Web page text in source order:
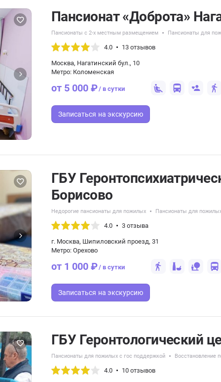
Пансионат «Доброта»
Пансионаты с 2-х местным размещением Пансионаты для
4.0 13 отзывов
Москва, Нагатинский бул., 10
Метро: Коломенская
от 5 000 ₽/ в сутки
Записаться на экскурсию
ГБУ
Борисово
Недорогие пансионаты для пожилых Пансионаты для
4.0 3 отзыва
г. Москва, Шипиловский проезд, 31
Метро: Орехово
от 1 000 ₽/ в сутки
Записаться на экскурсию
ГБУ Геронтологический
Пансионаты для пожилых с гос поддержкой Восстановление
4.0 10 отзывов